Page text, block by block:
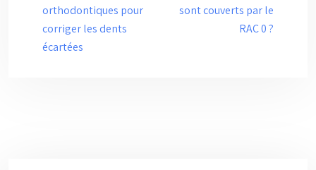
orthodontiques pour
corriger les dents
écartées
sont couverts par le
RAC 0 ?